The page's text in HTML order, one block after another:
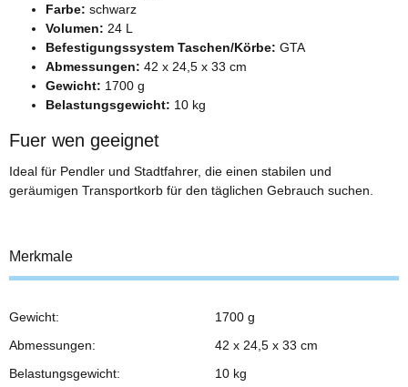
Farbe: schwarz
Volumen: 24 L
Befestigungssystem Taschen/Körbe: GTA
Abmessungen: 42 x 24,5 x 33 cm
Gewicht: 1700 g
Belastungsgewicht: 10 kg
Fuer wen geeignet
Ideal für Pendler und Stadtfahrer, die einen stabilen und
geräumigen Transportkorb für den täglichen Gebrauch suchen.
Merkmale
Gewicht:
1700 g
Abmessungen:
42 x 24,5 x 33 cm
Belastungsgewicht:
10 kg